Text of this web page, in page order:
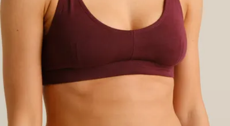
Viewing image 1 of 7